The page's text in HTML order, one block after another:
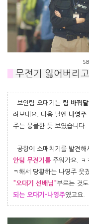
무전기 잃어버리고
보안팀 오대기는 팀 바꿔
려보내요. 다음 날엔 나영주
주는 뭉클한 듯 보였습니다.
공항에 소매치기를 발견해
안팀 무전기를 주워가요. ㅋ
ㅋ해서 당황하는 나영주 웃
"오대기 선배님"부르는 것
되는 오대기-나영주였고요.